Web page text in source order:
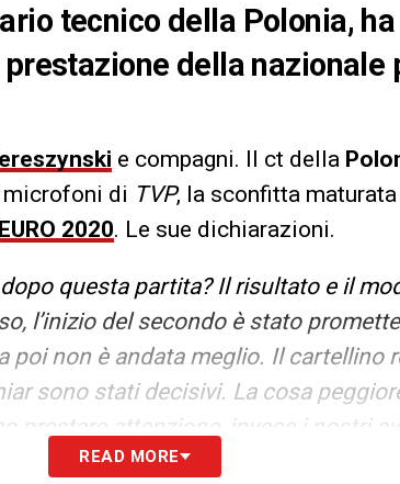
tecnico della Polonia,
della nazionale
e compagni. Il ct della
microfoni di TVP, la sconfitta
EURO 2020. Le sue dichiarazioni.
questa partita? Il risultato e il
l’inizio del secondo è stato
poi non è andata meglio. Il cartellino
sono stati decisivi. La cosa
prestare attenzione, invece i nostri
READ MORE